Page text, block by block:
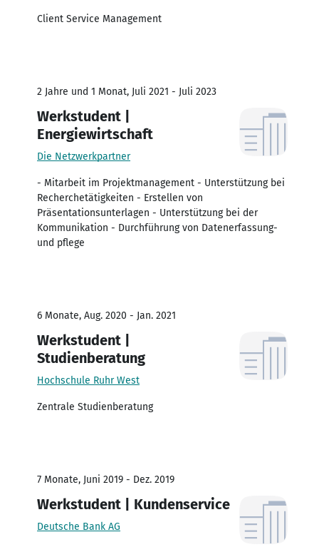
Client Service Management
2 Jahre und 1 Monat, Juli 2021 - Juli 2023
Werkstudent |
Energiewirtschaft
Die Netzwerkpartner
- Mitarbeit im Projektmanagement - Unterstützung bei
Recherchetätigkeiten - Erstellen von
Präsentationsunterlagen - Unterstützung bei der
Kommunikation - Durchführung von Datenerfassung-
und pflege
6 Monate, Aug. 2020 - Jan. 2021
Werkstudent |
Studienberatung
Hochschule Ruhr West
Zentrale Studienberatung
7 Monate, Juni 2019 - Dez. 2019
Werkstudent | Kundenservice
Deutsche Bank AG